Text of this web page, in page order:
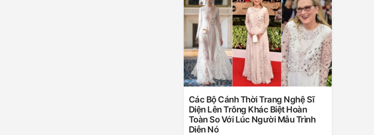
Các Bộ Cánh Thời Trang Nghệ Sĩ
Diện Lên Trông Khác Biệt Hoàn
Toàn So Với Lúc Người Mẫu Trình
Diễn Nó